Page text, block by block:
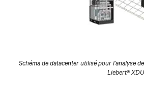
Schéma de datacenter utilisé pour l’analyse
Liebert®